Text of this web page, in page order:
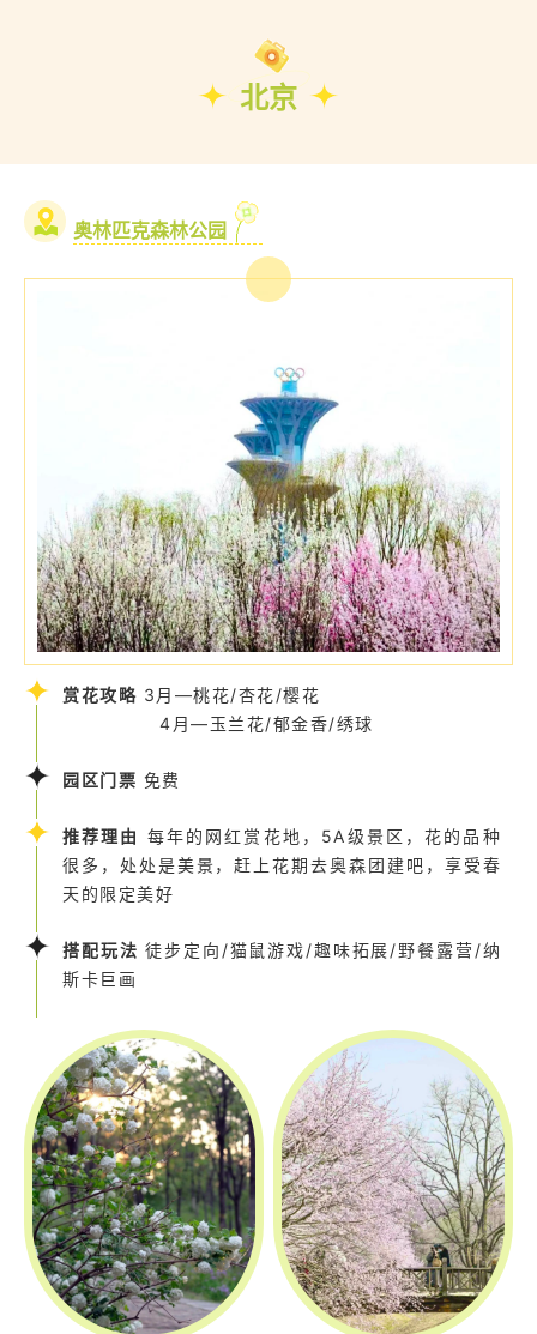
北京
奥林匹克森林公园
赏花攻略 3月—桃花/杏花/樱花
4月—玉兰花/郁金香/绣球
园区门票 免费
推荐理由 每年的网红赏花地，5A级景区，花的品种
很多，处处是美景，赶上花期去奥森团建吧，享受春
天的限定美好
搭配玩法徒步定向/猫鼠游戏/趣味拓展/野餐露营/纳
斯卡巨画